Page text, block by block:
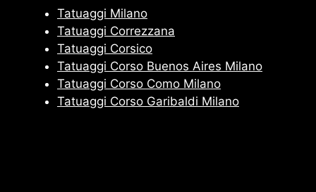
Tatuaggi Milano
Tatuaggi Correzzana
Tatuaggi Corsico
Tatuaggi Corso Buenos Aires Milano
Tatuaggi Corso Como Milano
Tatuaggi Corso Garibaldi Milano